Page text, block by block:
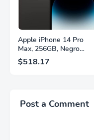
Apple iPhone 14 Pro
Max, 256GB, Negro
Espacial - Desbloqueado
(Renovado)
$518.17
Post a Comment